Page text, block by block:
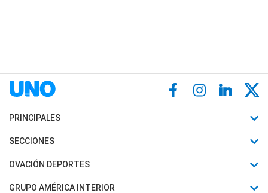
PRINCIPALES
Últimas Noticias
Política
SECCIONES
Horóscopo
Motores
OVACIÓN DEPORTES
Fútbol
GRUPO AMÉRICA INTERIOR